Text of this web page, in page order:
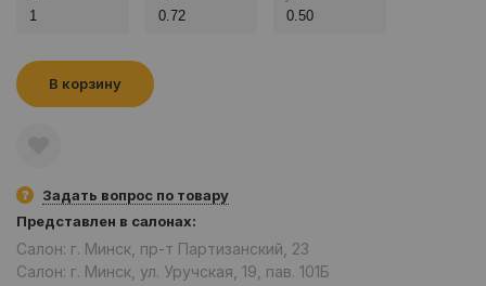
В корзину
Задать вопрос по товару
Представлен в салонах:
Салон: г. Минск, пр-т Партизанский, 23
Салон: г. Минск, ул. Уручская, 19, пав. 101Б